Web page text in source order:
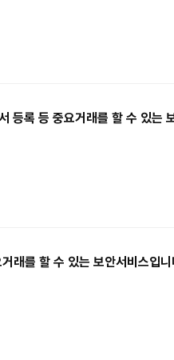
등록 등 중요거래를 할 수 있는
래를 할 수 있는 보안서비스입